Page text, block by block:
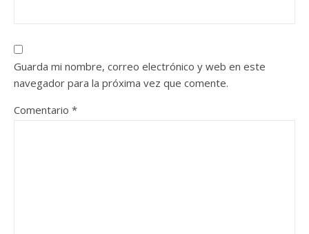
Guarda mi nombre, correo electrónico y web en este
navegador para la próxima vez que comente.
Comentario *